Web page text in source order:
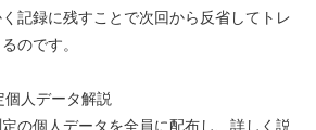
記録に残すことで次回から反省してトレ
のです。
個人データ解説
の個人データを全員に配布し、詳しく説